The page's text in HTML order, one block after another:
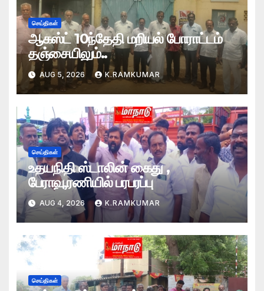
செய்திகள்
ஆகஸ்ட் 10ந்தேதி மறியல் போராட்டம்
தஞ்சையிலும்..
AUG 5, 2026 K.RAMKUMAR
செய்திகள்
உதயநிதி ஸ்டாலின் கைது ,
பேராவூரணியில் பரபரப்பு
AUG 4, 2026 K.RAMKUMAR
செய்திகள்